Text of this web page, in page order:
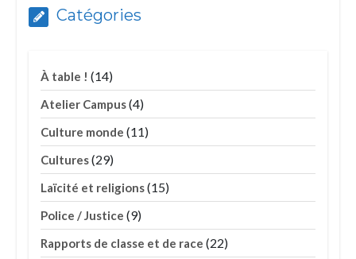
Catégories
À table ! (14)
Atelier Campus(4)
Culture monde (11)
Cultures(29)
Laïcité et religions(15)
Police / Justice (9)
Rapports de classe et de race (22)